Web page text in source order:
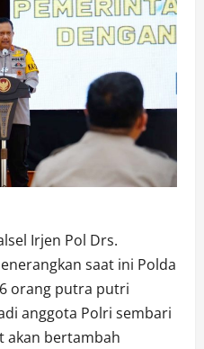
Irjen Pol Drs.
saat ini Polda
orang putra putri
anggota Polri sembari
akan bertambah